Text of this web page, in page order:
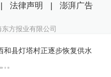
和县灯塔村正逐步恢复供水
法律声明 | 澎湃广告
东方报业有限公司
| 沪ICP备14003370号
可证：31120170006
号